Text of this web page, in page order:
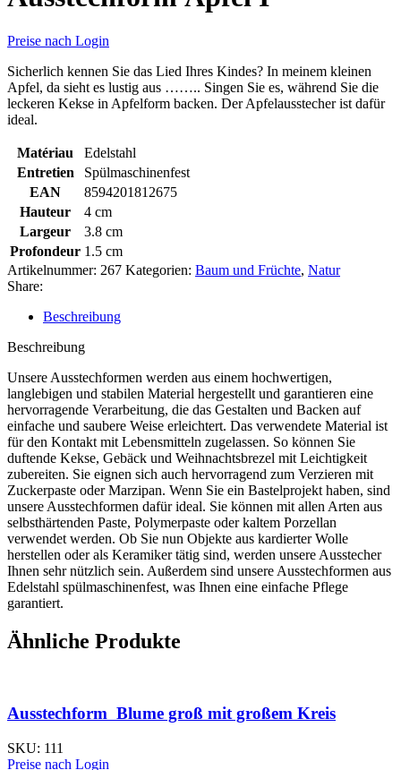
Preise nach Login
Sicherlich kennen Sie das Lied Ihres Kindes? In meinem kleinen
Apfel, da sieht es lustig aus …….. Singen Sie es, während Sie die
leckeren Kekse in Apfelform backen. Der Apfelausstecher ist dafür
ideal.
Matériau
Edelstahl
Entretien
Spülmaschinenfest
EAN
8594201812675
Hauteur
4 cm
Largeur
3.8 cm
Profondeur 1.5 cm
Artikelnummer: 267 Kategorien: Baum und Früchte, Natur
Share:
Beschreibung
Beschreibung
Unsere Ausstechformen werden aus einem hochwertigen,
langlebigen und stabilen Material hergestellt und garantieren eine
hervorragende Verarbeitung, die das Gestalten und Backen auf
einfache und saubere Weise erleichtert. Das verwendete Material ist
für den Kontakt mit Lebensmitteln zugelassen. So können Sie
duftende Kekse, Gebäck und Weihnachtsbrezel mit Leichtigkeit
zubereiten. Sie eignen sich auch hervorragend zum Verzieren mit
Zuckerpaste oder Marzipan. Wenn Sie ein Bastelprojekt haben, sind
unsere Ausstechformen dafür ideal. Sie können mit allen Arten aus
selbsthärtenden Paste, Polymerpaste oder kaltem Porzellan
verwendet werden. Ob Sie nun Objekte aus kardierter Wolle
herstellen oder als Keramiker tätig sind, werden unsere Ausstecher
Ihnen sehr nützlich sein. Außerdem sind unsere Ausstechformen aus
Edelstahl spülmaschinenfest, was Ihnen eine einfache Pflege
garantiert.
Ähnliche Produkte
Ausstechform Blume groß mit großem Kreis
SKU: 111
Preise nach Login